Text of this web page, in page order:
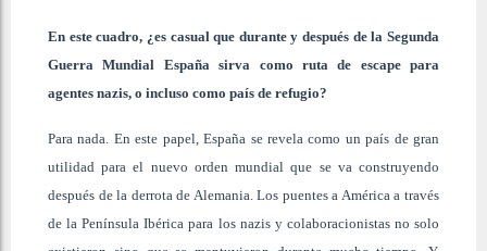
En este cuadro, ¿es casual que durante y después de la Segunda
Guerra Mundial España sirva como ruta de escape para
agentes nazis, o incluso como país de refugio?
Para nada. En este papel, España se revela como un país de gran
utilidad para el nuevo orden mundial que se va construyendo
después de la derrota de Alemania. Los puentes a América a través
de la Península Ibérica para los nazis y colaboracionistas no solo